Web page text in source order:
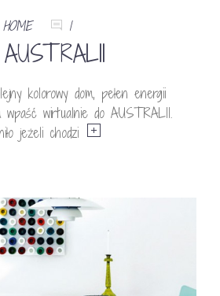
HOME 1
kolorowy dom, pełen energii
wpaść wirtualnie do AUSTRALII.
jeżeli chodzi